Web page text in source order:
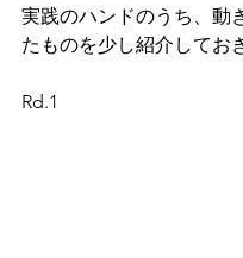
実践のハンドのうち、動
たものを少し紹介してお
Rd.1